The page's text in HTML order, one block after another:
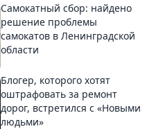
Самокатный сбор: найдено
решение проблемы
самокатов в Ленинградской
области
Блогер, которого хотят
оштрафовать за ремонт
дорог, встретился с «Новыми
людьми»